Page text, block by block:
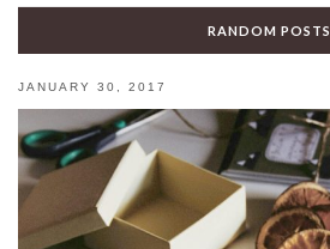
RANDOM POSTS
JANUARY 30, 2017